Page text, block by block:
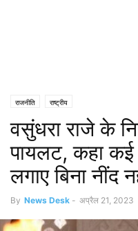
राजनीति राष्ट्रीय
वसुंधरा राजे के
पायलट, कहा
लगाए बिना नींद
By News Desk - अप्रैल 21, 2023